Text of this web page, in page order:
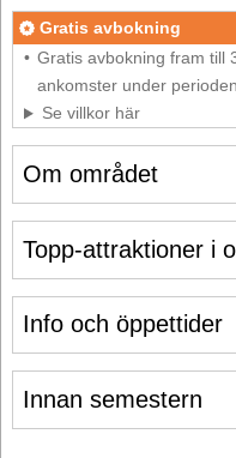
Om området
Info och öppettider
Innan semestern
Gratis avbokning
Gratis avbokning fram till
ankomster under
Se villkor här
Topp-attraktioner i